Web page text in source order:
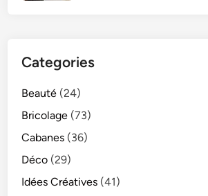
Categories
Beauté (24)
Bricolage (73)
Cabanes (36)
Déco (29)
Idées Créatives (41)